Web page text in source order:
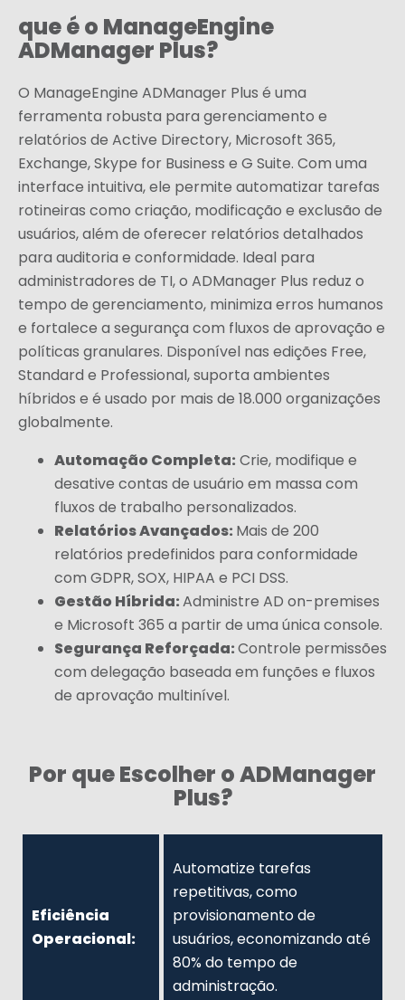
que é o ManageEngine
ADManager Plus?
O ManageEngine ADManager Plus é uma
ferramenta robusta para gerenciamento e
relatórios de Active Directory, Microsoft 365,
Exchange, Skype for Business e G Suite. Com uma
interface intuitiva, ele permite automatizar tarefas
rotineiras como criação, modificação e exclusão de
usuários, além de oferecer relatórios detalhados
para auditoria e conformidade. Ideal para
administradores de TI, o ADManager Plus reduz o
tempo de gerenciamento, minimiza erros humanos
e fortalece a segurança com fluxos de aprovação e
políticas granulares. Disponível nas edições Free,
Standard e Professional, suporta ambientes
híbridos e é usado por mais de 18.000 organizações
globalmente.
Automação Completa:Crie, modifique e
desative contas de usuário em massa com
fluxos de trabalho personalizados.
Relatórios Avançados:Mais de 200
relatórios predefinidos para conformidade
com GDPR, SOX, HIPAA e PCI DSS.
Gestão Híbrida:Administre AD on-premises
e Microsoft 365 a partir de uma única console.
Segurança Reforçada:Controle permissões
com delegação baseada em funções e fluxos
de aprovação multinível.
Por que Escolher o ADManager
Plus?
Eficiência
Operacional:
Automatize tarefas
repetitivas, como
provisionamento de
usuários, economizando até
80% do tempo de
administração.